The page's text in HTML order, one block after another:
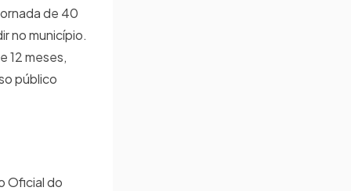
de 40
no município.
12 meses,
público
Oficial do